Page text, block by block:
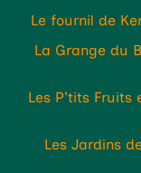
Le fournil de
La Grange du
Les P’tits
Les Jardins